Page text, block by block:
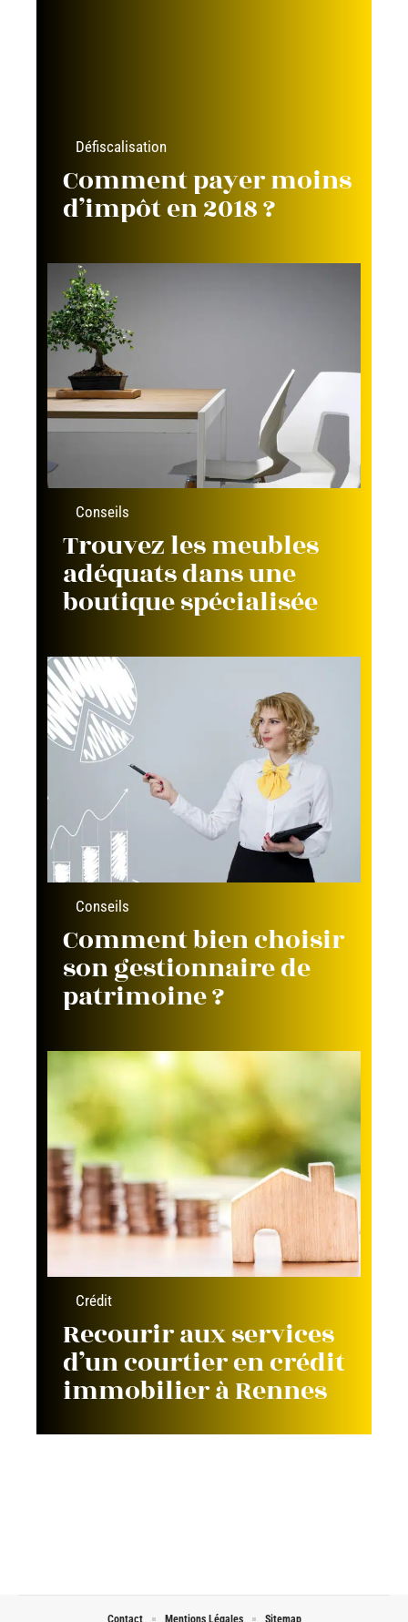
Défiscalisation
Comment payer moins
d’impôt en 2018 ?
Conseils
Trouvez les meubles
adéquats dans une
boutique spécialisée
Conseils
Comment bien choisir
son gestionnaire de
patrimoine ?
Crédit
Recourir aux services
d’un courtier en crédit
immobilier à Rennes